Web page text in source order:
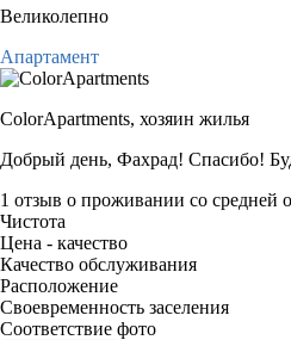
Великолепно
Апартамент
ColorApartments, хозяин жилья
Добрый день, Фахрад! Спасибо!
1 отзыв о проживании со средней
Чистота
Цена - качество
Качество обслуживания
Расположение
Своевременность заселения
Соответствие фото